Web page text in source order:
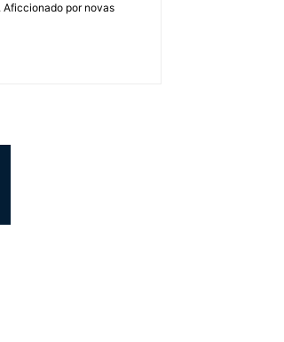
Aficcionado por novas